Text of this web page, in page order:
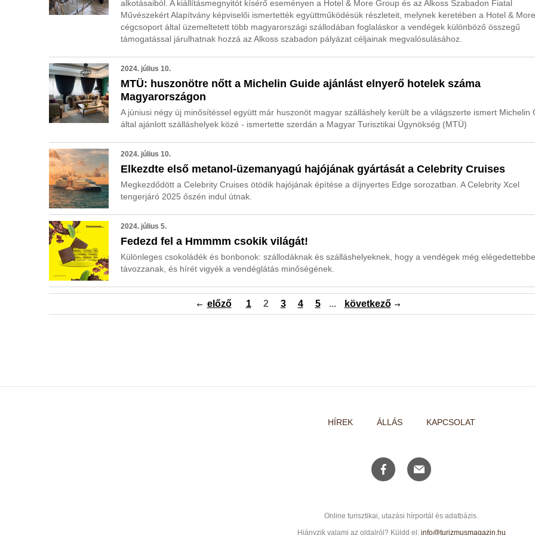
alkotásaiból. A kiállításmegnyitót kísérő eseményen a Hotel & More Group és az Alkoss Szabadon Fiatal
Művészekért Alapítvány képviselői ismertették együttműködésük részleteit, melynek keretében a Hotel & More
cégcsoport által üzemeltetett több magyarországi szállodában foglaláskor a vendégek különböző összegű
támogatással járulhatnak hozzá az Alkoss szabadon pályázat céljainak megvalósulásához.
2024. július 10.
MTÜ: huszonötre nőtt a Michelin Guide ajánlást elnyerő hotelek száma
Magyarországon
A júniusi négy új minősítéssel együtt már huszonöt magyar szálláshely került be a világszerte ismert Michelin
által ajánlott szálláshelyek közé - ismertette szerdán a Magyar Turisztikai Ügynökség (MTÜ)
2024. július 10.
Elkezdte első metanol-üzemanyagú hajójának gyártását a Celebrity Cruises
Megkezdődött a Celebrity Cruises ötödik hajójának építése a díjnyertes Edge sorozatban. A Celebrity Xcel
tengerjáró 2025 őszén indul útnak.
2024. július 5.
Fedezd fel a Hmmmm csokik világát!
Különleges csokoládék és bonbonok: szállodáknak és szálláshelyeknek, hogy a vendégek még
távozzanak, és hírét vigyék a vendéglátás minőségének.
előző 1 2 3 4 5 ... következő
HÍREK ÁLLÁS KAPCSOLAT
Online turisztikai, utazási hírportál és adatbázis.
Hiányzik valami az oldalról? Küldd el: info@turizmusmagazin.hu